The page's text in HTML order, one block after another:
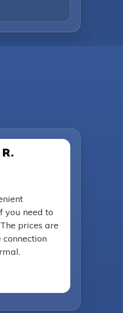
you need to
prices are
connection